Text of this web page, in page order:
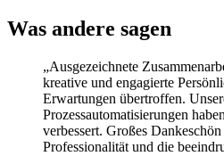
Was andere sagen
„Ausgezeichnete
kreative und engagierte
Erwartungen übertroffen.
Prozessautomatisierungen
verbessert. Großes
Professionalität und die